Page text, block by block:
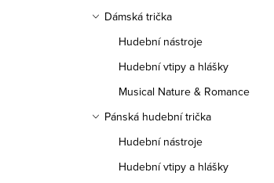
Dámská trička
Hudební nástroje
Hudební vtipy a hlášky
Musical Nature & Romance
Pánská hudební trička
Hudební nástroje
Hudební vtipy a hlášky